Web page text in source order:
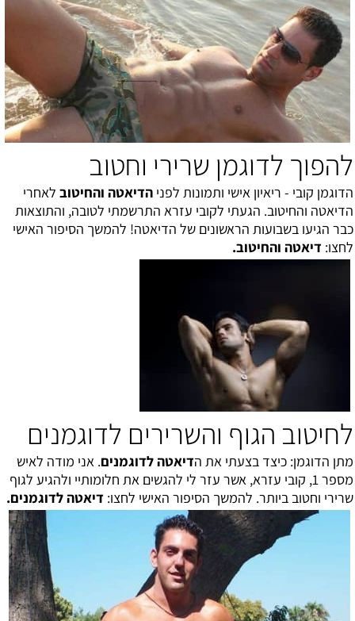
להפוך לדוגמן שרירי וחטוב
הדוגמן קובי - ריאיון אישי ותמונות לפני הדיאטה והחיטוב לאחרי
הדיאטה והחיטוב. הגעתי לקובי עזרא התרשמתי לטובה, והתוצאות
כבר הגיעו בשבועות הראשונים של הדיאטה! להמשך הסיפור האישי
לחצו: דיאטה והחיטוב.
לחיטוב הגוף והשרירים לדוגמנים
מתן הדוגמן: כיצד בצעתי את הדיאטה לדוגמנים. אני מודה לאיש
מספר 1, קובי עזרא, אשר עזר לי להגשים את חלומותיי ולהגיע לגוף
שרירי וחטוב ביותר. להמשך הסיפור האישי לחצו: דיאטה לדוגמנים.